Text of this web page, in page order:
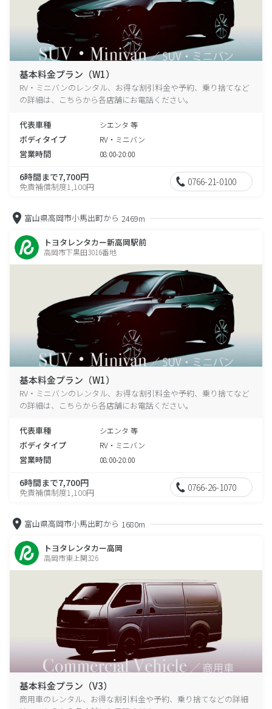
基本料金プラン（W1）
RV・ミニバンのレンタル、お得な割引料金や予約、乗り捨てなど
の詳細は、こちらから各店舗にお電話ください。
代表車種 シエンタ 等
ボディタイプ RV・ミニバン
営業時間 08:00-20:00
6時間まで7,700円
免責補償制度1,100円 0766-21-0100
富山県高岡市小馬出町から 2469m
トヨタレンタカー新高岡駅前
高岡市下黒田3016番地
基本料金プラン（W1）
RV・ミニバンのレンタル、お得な割引料金や予約、乗り捨てなど
の詳細は、こちらから各店舗にお電話ください。
代表車種 シエンタ 等
ボディタイプ RV・ミニバン
営業時間 08:00-20:00
6時間まで7,700円
免責補償制度1,100円 0766-26-1070
富山県高岡市小馬出町から 1680m
トヨタレンタカー高岡
高岡市東上関326
基本料金プラン（V3）
商用車のレンタル、お得な割引料金や予約、乗り捨てなどの詳細